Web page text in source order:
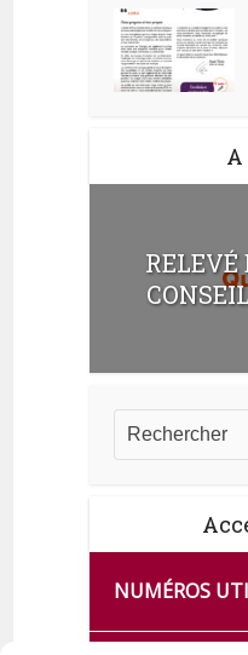
RELEVÉ
NUMÉROS